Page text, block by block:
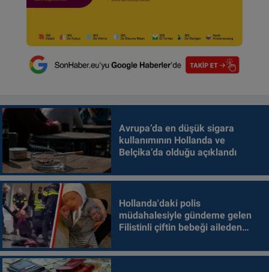
Avrupa’da en düşük sigara
kullanımının Hollanda ve
Belçika’da olduğu açıklandı
Hollanda'daki polis
müdahalesiyle gündeme gelen
Filistinli çiftin bebeği aileden